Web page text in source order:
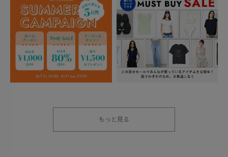
もっと見る